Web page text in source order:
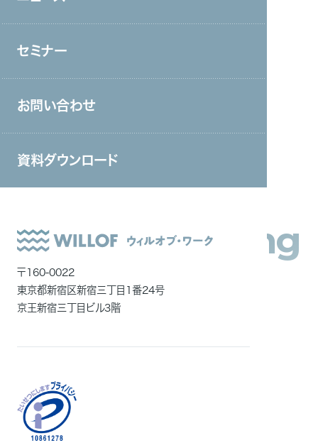
取り組み
製造・工場
外国人雇用
メディア一覧
中途採用
セミナー
お問い合わせ
資料ダウンロード
〒160-0022
東京都新宿区新宿三丁目1番24号
京王新宿三丁目ビル3階
Chance-Making
Company
どんな時代も、